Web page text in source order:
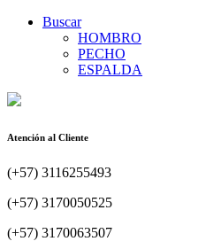
Buscar
HOMBRO
PECHO
ESPALDA
Atención al Cliente
(+57) 3116255493
(+57) 3170050525
(+57) 3170063507